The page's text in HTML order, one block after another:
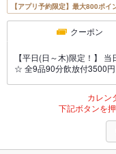
【アプリ予約限定】最大800ポイ
クーポン
【平日(日～木)限定！】
☆ 全9品90分飲放付3500円
カレン
下記ボタンを